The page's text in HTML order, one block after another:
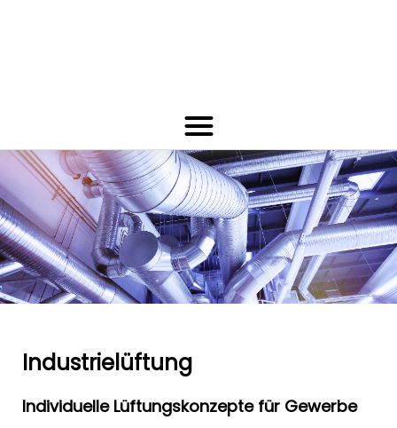
Industrielüftung
Individuelle Lüftungskonzepte für Gewerbe